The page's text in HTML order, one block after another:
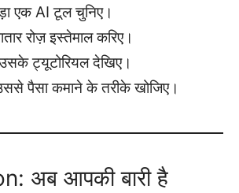
एक AI टूल चुनिए।
रोज़ इस्तेमाल करिए।
ट्यूटोरियल देखिए।
पैसा कमाने के तरीके खोजिए।
अब आपकी बारी है